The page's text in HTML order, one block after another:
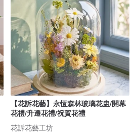
【花訴花藝】永恆森林玻璃花盅/開幕
花禮/升遷花禮/祝賀花禮
花訴花藝工坊